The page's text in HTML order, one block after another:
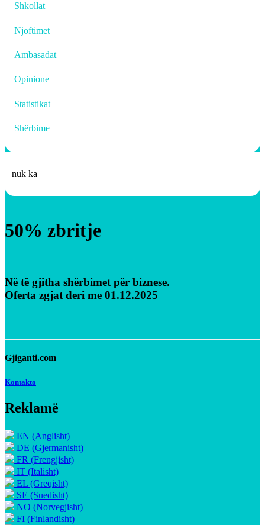
Shkollat
Njoftimet
Ambasadat
Opinione
Statistikat
Shërbime
nuk ka
50% zbritje
Në të gjitha shërbimet për biznese.
Oferta zgjat deri me 01.12.2025
Gjiganti.com
Kontakto
Reklamë
EN (Anglisht)
DE (Gjermanisht)
FR (Frengjisht)
IT (Italisht)
EL (Greqisht)
SE (Suedisht)
NO (Norvegjisht)
FI (Finlandisht)